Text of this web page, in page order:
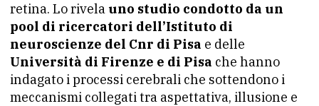
retina. Lo rivela uno studio condotto da un
pool di ricercatori dell’Istituto di
neuroscienze del Cnr di Pisa e delle
Università di Firenze e di Pisa che hanno
indagato i processi cerebrali che sottendono i
meccanismi collegati tra aspettativa, illusione e